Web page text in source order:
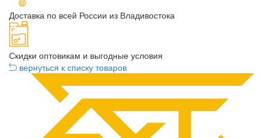
Доставка по всей России из Владивостока
Скидки оптовикам и выгодные условия
вернуться к списку товаров